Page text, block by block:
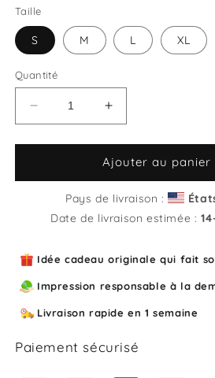
Taille
S M L XL
Quantité
Réduire
la
quantité
Sweat
unisexe
de
Augmenter
la
quantité
de
Sweat
unisexe
col
de
Ajouter au panier
Pays de livraison :
Date de livraison estimée :
Idée cadeau originale qui fait
Impression responsable à la
Livraison rapide en 1 semaine
Paiement sécurisé